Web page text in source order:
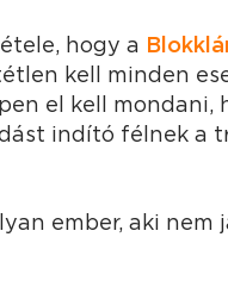
hogy a
kell minden
el kell mondani,
indító félnek a
ember, aki nem